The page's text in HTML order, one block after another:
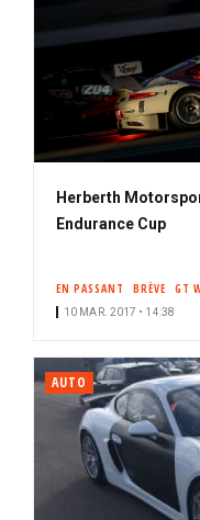
Herberth
Endurance Cup
EN PASSANT BRÈVE GT
10 MAR. 2017 • 14:38
AUTO